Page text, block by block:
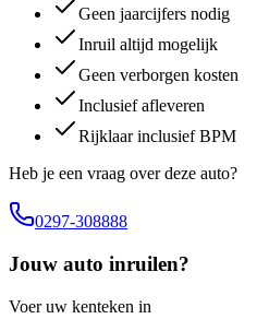
Geen jaarcijfers nodig
Inruil altijd mogelijk
Geen verborgen kosten
Inclusief afleveren
Rijklaar inclusief BPM
Heb je een vraag over deze auto?
0297-308888
Jouw auto inruilen?
Voer uw kenteken in